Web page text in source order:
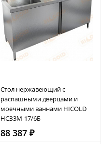
Стол нержавеющий с
распашными дверцами и
моечными ваннами HICOLD
НСЗ3М-17/6Б
88 387 ₽